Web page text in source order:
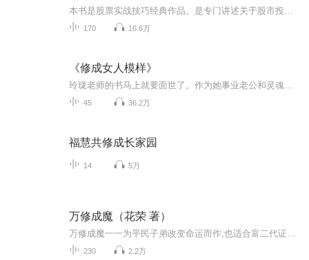
170 16.6万
《修成女人模样》
45 36.2万
福慧共修成长家园
14 5万
万修成魔（花荣 著）
230 2.2万